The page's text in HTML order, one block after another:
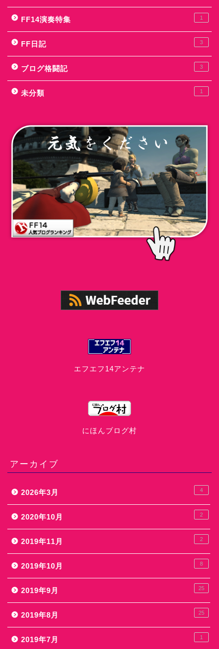
FF14演奏特集 1
FF日記 3
ブログ格闘記 3
未分類 1
エフエフ14アンテナ
にほんブログ村
アーカイブ
2026年3月 4
2020年10月 2
2019年11月 2
2019年10月 8
2019年9月 25
2019年8月 25
2019年7月 1